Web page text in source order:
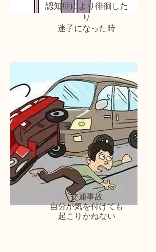
認知症により徘徊した
り
迷子になった時
交通事故
自分が気を付けても
​起こりかねない